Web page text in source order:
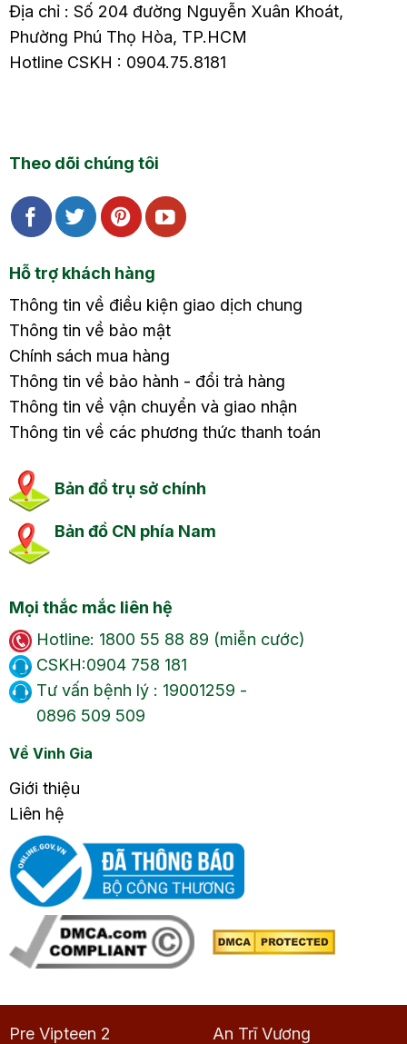
Địa chỉ : Số 204 đường Nguyễn Xuân Khoát,
Phường Phú Thọ Hòa, TP.HCM
Hotline CSKH : 0904.75.8181
Theo dõi chúng tôi
Hỗ trợ khách hàng
Thông tin về điều kiện giao dịch chung
Thông tin về bảo mật
Chính sách mua hàng
Thông tin về bảo hành - đổi trả hàng
Thông tin về vận chuyển và giao nhận
Thông tin về các phương thức thanh toán
Bản đồ trụ sở chính
Bản đồ CN phía Nam
Mọi thắc mắc liên hệ
Hotline: 1800 55 88 89 (miễn cước)
CSKH:0904 758 181
Tư vấn bệnh lý : 19001259 -
0896 509 509
Về Vinh Gia
Giới thiệu
Liên hệ
Pre Vipteen 2 An Trĩ Vương